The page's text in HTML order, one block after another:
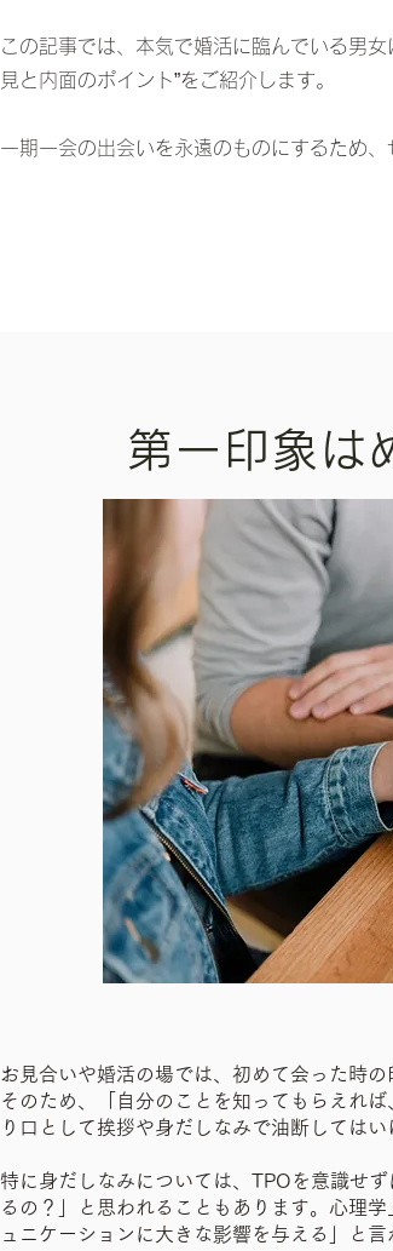
この記事では、本気で婚活に臨んでいる男
見と内面のポイント”をご紹介します。
一期一会の出会いを永遠のものにするため、
第一印象は
お見合いや婚活の場では、初めて会った時
そのため、「自分のことを知ってもらえれ
り口として挨拶や身だしなみで油断してはい
特に身だしなみについては、TPOを意識せ
るの？」と思われることもあります。心理
ュニケーションに大きな影響を与える」と言